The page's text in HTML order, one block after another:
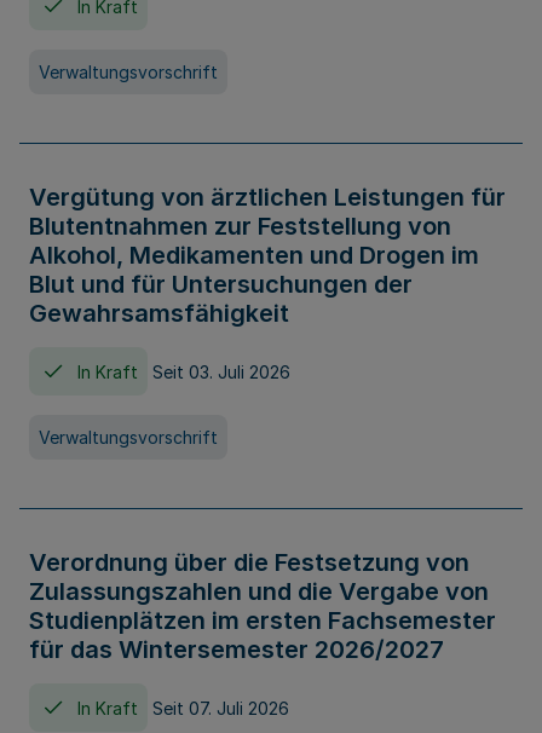
In Kraft
Verwaltungsvorschrift
Vergütung von ärztlichen Leistungen für
Blutentnahmen zur Feststellung von
Alkohol, Medikamenten und Drogen im
Blut und für Untersuchungen der
Gewahrsamsfähigkeit
In Kraft Seit 03. Juli 2026
Verwaltungsvorschrift
Verordnung über die Festsetzung von
Zulassungszahlen und die Vergabe von
Studienplätzen im ersten Fachsemester
für das Wintersemester 2026/2027
In Kraft Seit 07. Juli 2026